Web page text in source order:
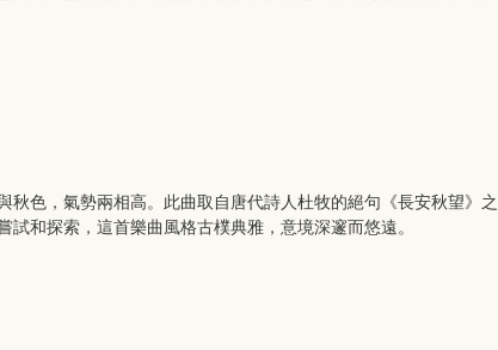
色，氣勢兩相高。此曲取自唐代詩人杜牧的絕句《長安秋望》
和探索，這首樂曲風格古樸典雅，意境深邃而悠遠。